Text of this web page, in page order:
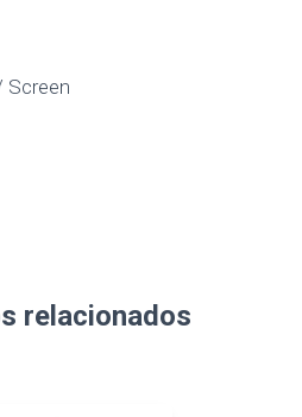
Screen
relacionados